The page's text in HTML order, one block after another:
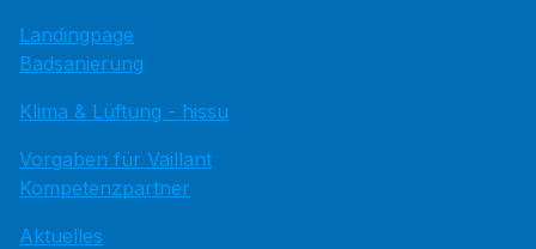
Landingpage
Badsanierung
Klima & Lüftung - hissu
Vorgaben für Vaillant
Kompetenzpartner
Aktuelles